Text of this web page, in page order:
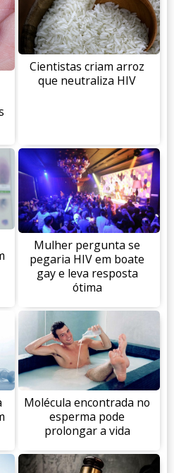
Cientistas criam arroz
que neutraliza HIV
Mulher pergunta se
pegaria HIV em boate
gay e leva resposta
ótima
Molécula encontrada no
esperma pode
prolongar a vida